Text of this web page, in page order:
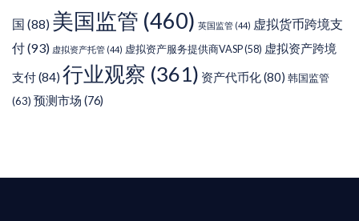
国 (88) 美国监管 (460) 英国监管 (44) 虚拟货币跨境支
付(93) 虚拟资产托管 (44) 虚拟资产服务提供商VASP(58) 虚拟资产跨境
支付(84) 行业观察 (361) 资产代币化(80) 韩国监管
(63) 预测市场 (76)